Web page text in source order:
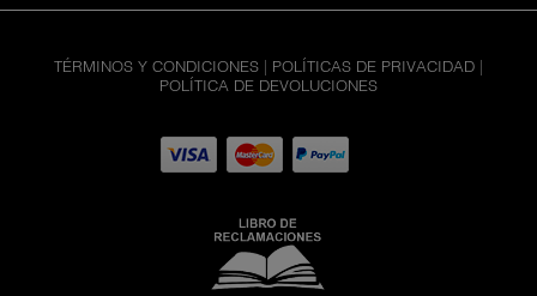
TÉRMINOS Y CONDICIONES | POLÍTICAS DE PRIVACIDAD |
POLÍTICA DE DEVOLUCIONES